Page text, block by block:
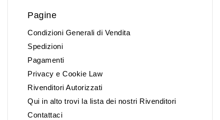
Pagine
Condizioni Generali di Vendita
Spedizioni
Pagamenti
Privacy e Cookie Law
Rivenditori Autorizzati
Qui in alto trovi la lista dei nostri Rivenditori
Contattaci